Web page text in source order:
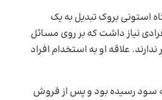
استونی‌ بروک تبدیل به یک
نیاز داشت که بر روی مسائل
علاقه او به استخدام افراد
سود رسیده بود و پس از فروش